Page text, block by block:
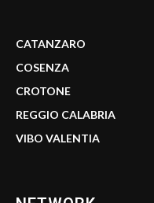
CATANZARO
COSENZA
CROTONE
REGGIO CALABRIA
VIBO VALENTIA